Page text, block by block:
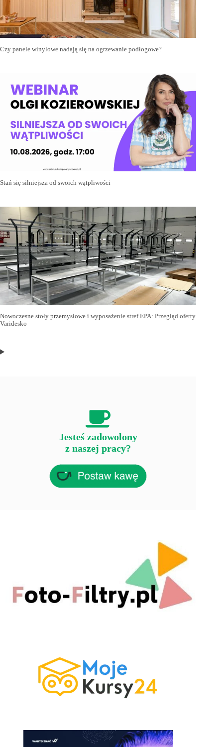
Czy panele winylowe nadają się na ogrzewanie podłogowe?
Stań się silniejsza od swoich wątpliwości
Nowoczesne stoły przemysłowe i wyposażenie stref EPA: Przegląd oferty
Varidesko
Jesteś zadowolony
z naszej pracy?